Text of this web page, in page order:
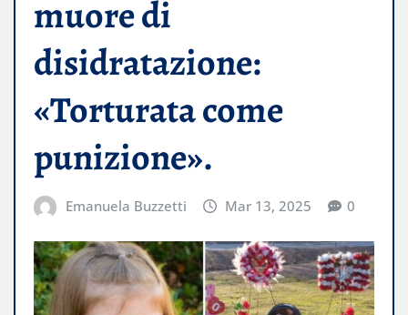
muore di
disidratazione:
«Torturata come
punizione».
Emanuela Buzzetti Mar 13, 2025 0